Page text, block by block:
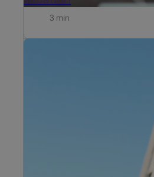
3 min
Beobank s’est intéressé aux
l’investissement et propose
Beobank Smart Invest.
Roel de Buyser, Invest